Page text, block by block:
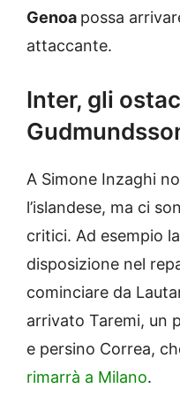
Genoa possa
attaccante.
Inter, gli
A Simone Inzaghi
l’islandese, ma ci
critici. Ad esempio
disposizione nel
cominciare da
arrivato Taremi, un
e persino Correa,
rimarrà a Milano.